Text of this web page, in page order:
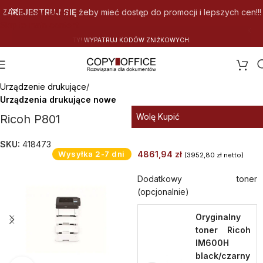
Skip to navigation
ZAREJESTRUJ SIĘżeby mieć dostęp do promocji i lepszych cen!!!
WYCH
Urządzenie drukujące
Urządzenia drukujące nowe
Ricoh P801
SKU: 418473
Wysyłka 2-7 dni
Wolę Kupić
4861,94 zł (3952,80 zł netto)
Dodatkowy toner
(opcjonalnie)
Oryginalny
toner Ricoh
IM600H
black/czarny